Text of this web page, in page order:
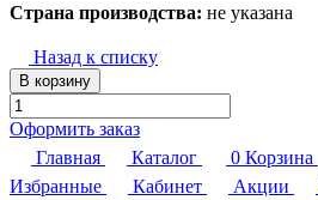
Страна производства: не указана
Назад к списку
В корзину
Оформить заказ
Главная
Каталог 0 Корзина
Избранные
Кабинет Акции